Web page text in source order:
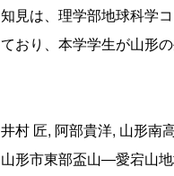
知見は、理学部地球科学
ており、本学学生が山形
井村 匠, 阿部貴洋, 山形南
山形市東部盃山―愛宕山